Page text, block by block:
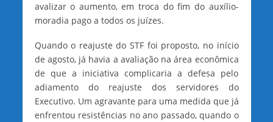
avalizar o aumento, em troca do fim do auxílio-
moradia pago a todos os juízes.
Quando o reajuste do STF foi proposto, no início
de agosto, já havia a avaliação na área econômica
de que a iniciativa complicaria a defesa pelo
adiamento do reajuste dos servidores do
Executivo. Um agravante para uma medida que já
enfrentou resistências no ano passado, quando o